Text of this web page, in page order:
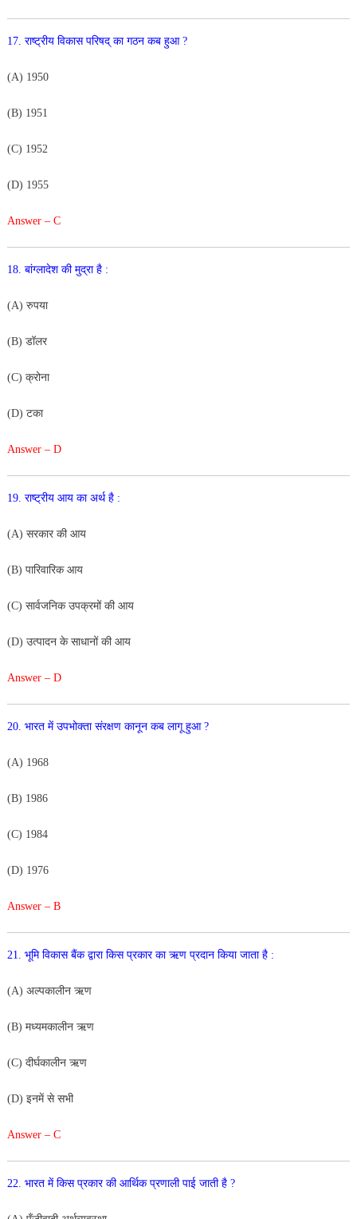
17. राष्ट्रीय विकास परिषद् का गठन कब हुआ ?
(A) 1 950
(B) 1951
(C) 1952
(D) 1 955
Answer – C
18. बांग्लादेश की मुद्रा है :
(A) रुपया
(B) डॉलर
(C) क्रोना
(D) टका
Answer – D
19. राष्ट्रीय आय का अर्थ है :
(A) सरकार की आय
(B) पारिवारिक आय
(C) सार्वजनिक उपक्रमों की आय
(D) उत्पादन के साधानों की आय
Answer – D
20. भारत में उपभोक्ता संरक्षण कानून कब लागू हुआ ?
(A) 1968
(B) 1986
(C) 1 984
(D) 1 976
Answer – B
21 भूमि विकास बैंक द्वारा किस प्रकार का ऋण प्रदान किया जाता है :
(A) अल्पकालीन ऋण
(B) मध्यमकालीन ऋण
(C) दीर्घकालीन ऋण
(D) इनमें से सभी
Answer – C
22 भारत में किस प्रकार की आर्थिक प्रणाली पाई जाती है ?